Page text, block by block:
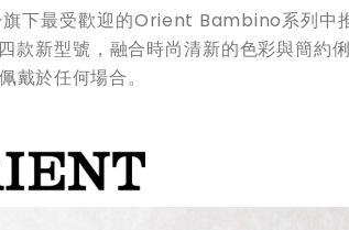
下最受歡迎的Orient Bambino系列中
款新型號，融合時尚清新的色彩與簡約
戴於任何場合。